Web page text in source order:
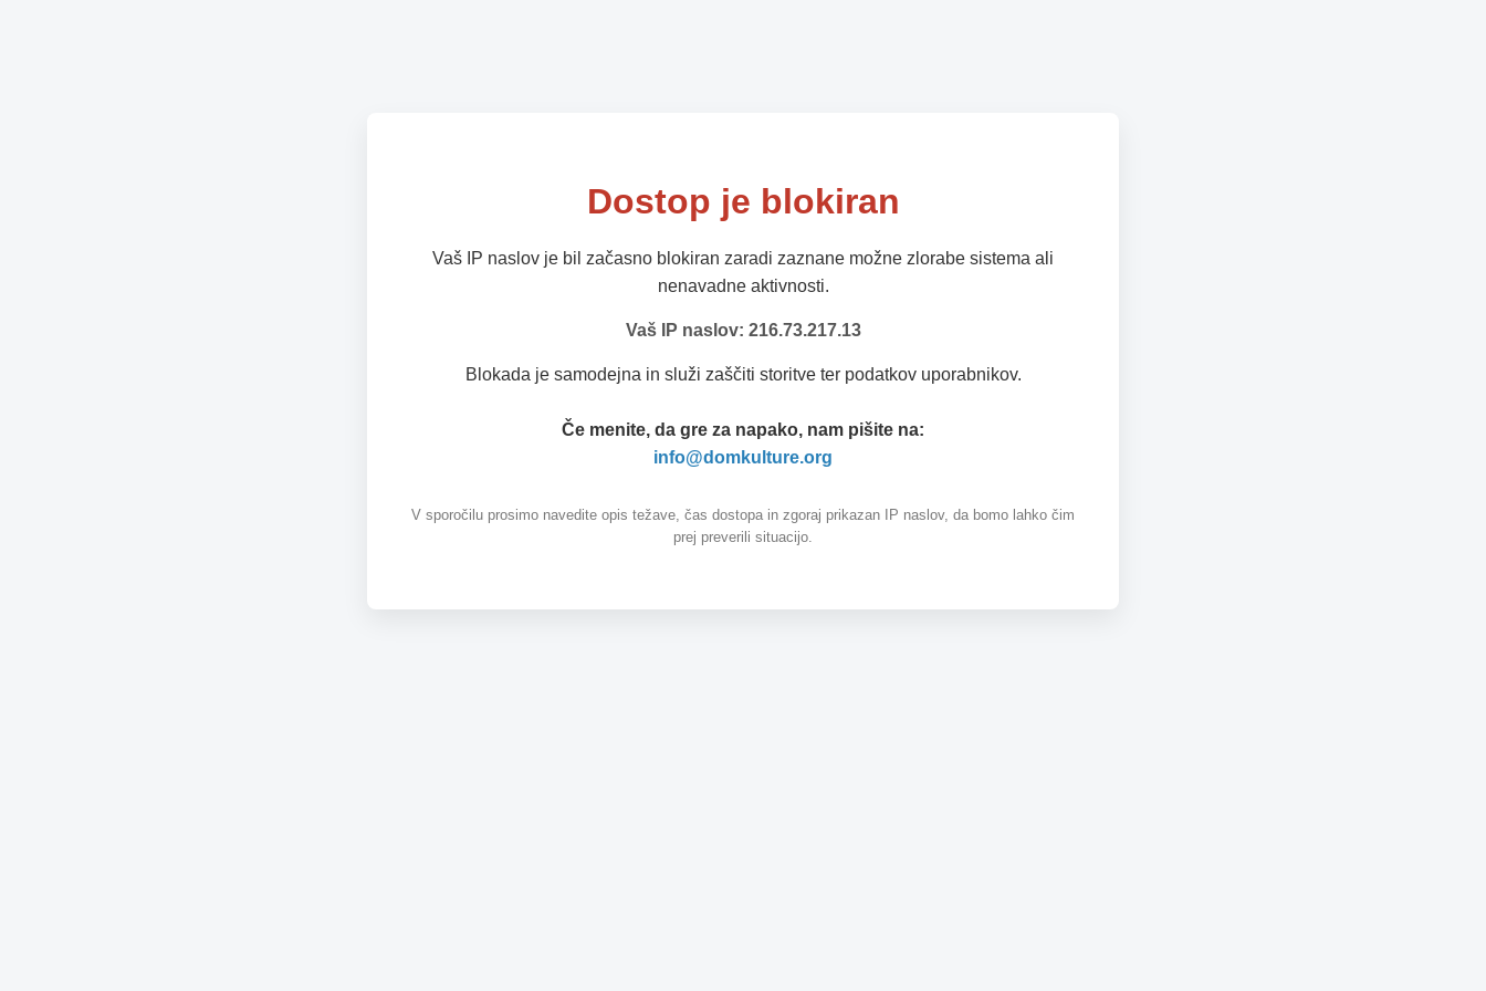
Dostop je blokiran
Vaš IP naslov je bil začasno blokiran zaradi zaznane možne zlorabe sistema ali
nenavadne aktivnosti.
Vaš IP naslov: 216.73.217.13
Blokada je samodejna in služi zaščiti storitve ter podatkov uporabnikov.
Če menite, da gre za napako, nam pišite na:
info@domkulture.org
V sporočilu prosimo navedite opis težave, čas dostopa in zgoraj prikazan IP naslov, da bomo lahko čim
prej preverili situacijo.